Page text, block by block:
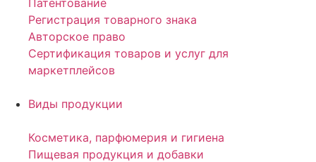
Патентование
Регистрация товарного знака
Авторское право
Сертификация товаров и услуг для
маркетплейсов
Виды продукции
Косметика, парфюмерия и гигиена
Пищевая продукция и добавки